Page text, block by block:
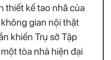
thiết kế tao nhã của
gian nội thật
khiến Trụ sở Tập
tòa nhà hiện đại